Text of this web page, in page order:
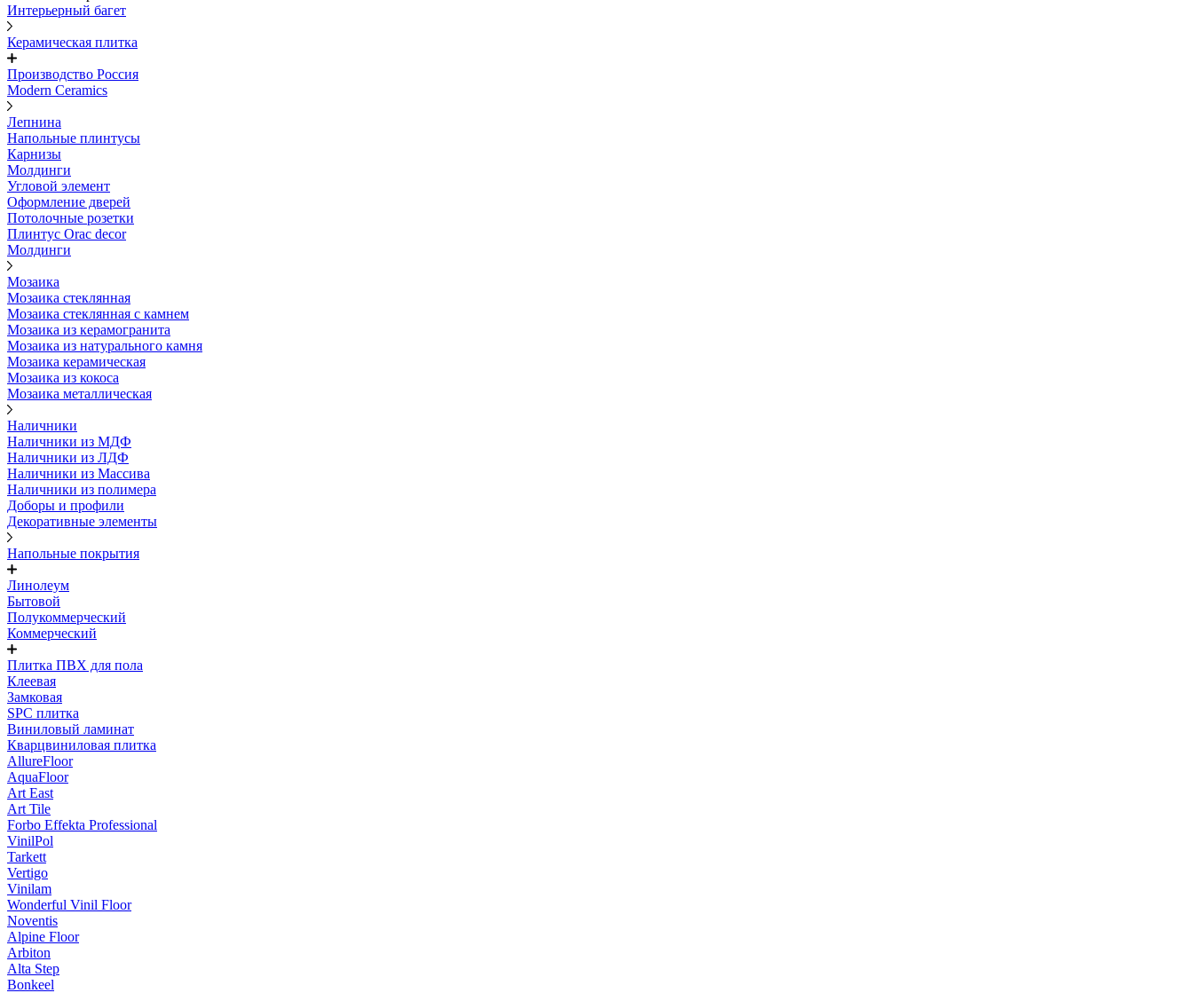
Интерьерный багет
Керамическая плитка
Производство Россия
Modern Ceramics
Лепнина
Напольные плинтусы
Карнизы
Молдинги
Угловой элемент
Оформление дверей
Потолочные розетки
Плинтус Orac decor
Молдинги
Мозаика
Мозаика стеклянная
Мозаика стеклянная с камнем
Мозаика из керамогранита
Мозаика из натурального камня
Мозаика керамическая
Мозаика из кокоса
Мозаика металлическая
Наличники
Наличники из МДФ
Наличники из ЛДФ
Наличники из Массива
Наличники из полимера
Доборы и профили
Декоративные элементы
Напольные покрытия
Линолеум
Бытовой
Полукоммерческий
Коммерческий
Плитка ПВХ для пола
Клеевая
Замковая
SPC плитка
Виниловый ламинат
Кварцвиниловая плитка
AllureFloor
AquaFloor
Art East
Art Tile
Forbo Effekta Professional
VinilPol
Tarkett
Vertigo
Vinilam
Wonderful Vinil Floor
Noventis
Alpine Floor
Arbiton
Alta Step
Bonkeel